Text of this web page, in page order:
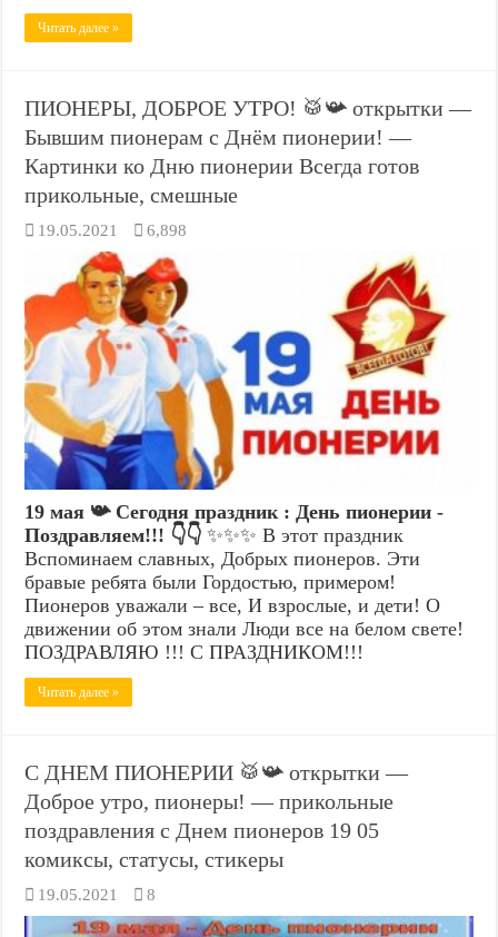
Читать далее »
ПИОНЕРЫ, ДОБРОЕ УТРО! 🥁📯 открытки —
Бывшим пионерам с Днём пионерии! —
Картинки ко Дню пионерии Всегда готов
прикольные, смешные
19.05.2021 6,898
19 мая 📯 Сегодня праздник : День пионерии -
Поздравляем!!! 👇👇 ✨✨✨ В этот праздник
Вспоминаем славных, Добрых пионеров. Эти
бравые ребята были Гордостью, примером!
Пионеров уважали – все, И взрослые, и дети! О
движении об этом знали Люди все на белом свете!
ПОЗДРАВЛЯЮ !!! С ПРАЗДНИКОМ!!!
Читать далее »
С ДНЕМ ПИОНЕРИИ 🥁📯 открытки —
Доброе утро, пионеры! — прикольные
поздравления с Днем пионеров 19 05
комиксы, статусы, стикеры
19.05.2021 8